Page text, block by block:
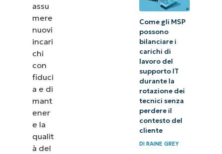
assu
mere
nuovi
incari
chi
con
fiduci
a e di
mant
ener
e la
qualit
à del
Come gli MSP
possono
bilanciare i
carichi di
lavoro del
supporto IT
durante la
rotazione dei
tecnici senza
perdere il
contesto del
cliente
DIRAINE GREY